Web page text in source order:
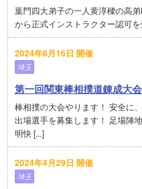
葉門四大弟子の一人黄淳樑の高
から正式インストラクター認可
2024年6月16日 開催
埼玉
第一回関東棒相撲道錬成大会
棒相撲の大会やります！ 安全に
出場選手を募集します！ 足場陣
明快 [...]
2024年4月29日 開催
埼玉